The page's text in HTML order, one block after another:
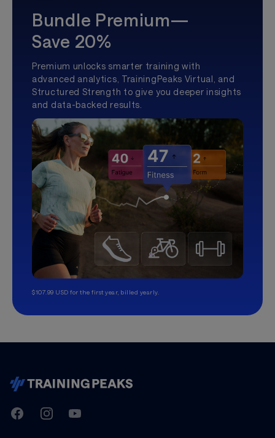
Bundle Premium—
Save 20%
Premium unlocks smarter training with
advanced analytics, TrainingPeaks Virtual, and
Structured Strength to give you deeper insights
and data-backed results.
$107.99 USD for the first year, billed yearly.
TrainingPeaks
FacebookInstagramYoutube